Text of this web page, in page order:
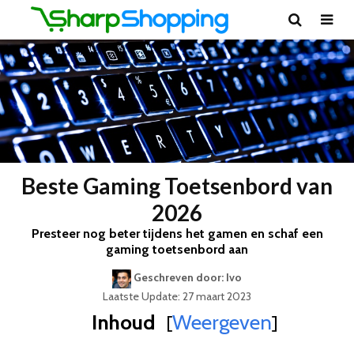
Beste Gaming Toetsenbord van
2026
Presteer nog beter tijdens het gamen en schaf een
gaming toetsenbord aan
Geschreven door: Ivo
Laatste Update: 27 maart 2023
Inhoud [Weergeven]